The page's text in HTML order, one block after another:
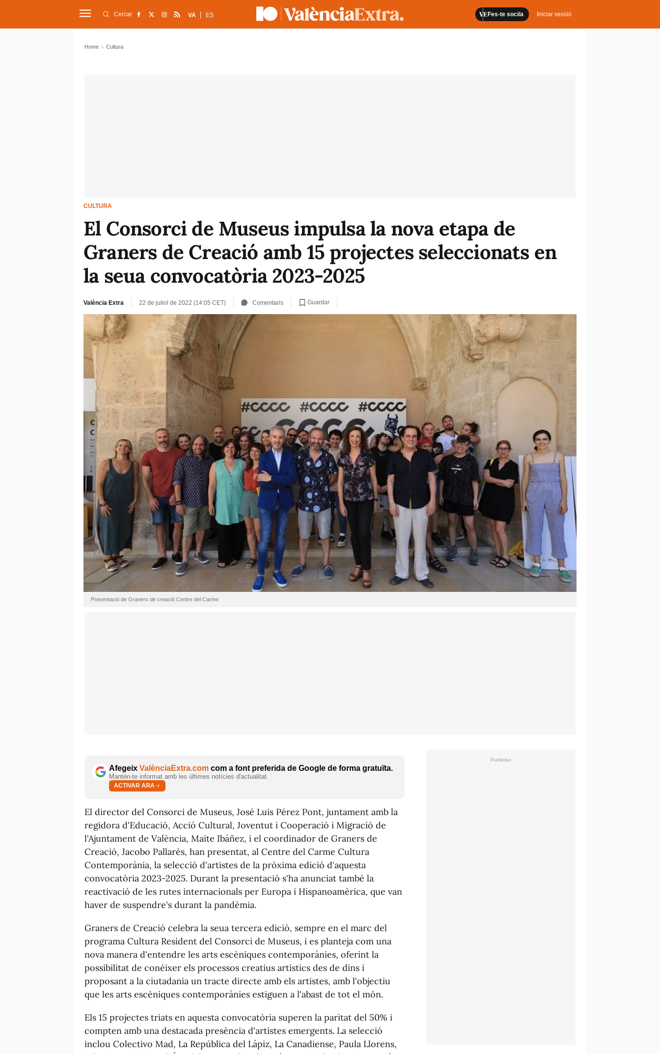
Fes-te soci/a Iniciar sessió
Cercar VA ES
Home Cultura
CULTURA
El Consorci de Museus impulsa la nova etapa de
Graners de Creació amb 15 projectes seleccionats en
la seua convocatòria 2023-2025
València Extra 22 de juliol de 2022 (14:05 CET) Comentaris Guardar
Presentació de Graners de creació Centre del Carme
Afegeix ValènciaExtra.com com a font preferida de Google de forma gratuïta.
Mantén-te informat amb les últimes notícies d'actualitat.
ACTIVAR ARA
El director del Consorci de Museus, José Luis Pérez Pont, juntament amb la
regidora d'Educació, Acció Cultural, Joventut i Cooperació i Migració de
l'Ajuntament de València, Maite Ibáñez, i el coordinador de Graners de
Creació, Jacobo Pallarés, han presentat, al Centre del Carme Cultura
Contemporània, la selecció d'artistes de la pròxima edició d'aquesta
convocatòria 2023-2025. Durant la presentació s'ha anunciat també la
reactivació de les rutes internacionals per Europa i Hispanoamèrica, que van
haver de suspendre's durant la pandèmia.
Graners de Creació celebra la seua tercera edició, sempre en el marc del
programa Cultura Resident del Consorci de Museus, i es planteja com una
nova manera d'entendre les arts escèniques contemporànies, oferint la
possibilitat de conéixer els processos creatius artístics des de dins i
proposant a la ciutadania un tracte directe amb els artistes, amb l'objectiu
que les arts escèniques contemporànies estiguen a l'abast de tot el món.
Els 15 projectes triats en aquesta convocatòria superen la paritat del 50% i
compten amb una destacada presència d'artistes emergents. La selecció
inclou Colectivo Mad, La República del Lápiz, La Canadiense, Paula Llorens,